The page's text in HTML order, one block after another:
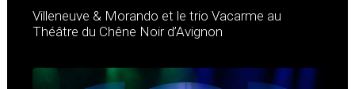
Villeneuve & Morando et le trio Vacarme au
Théâtre du Chêne Noir d’Avignon